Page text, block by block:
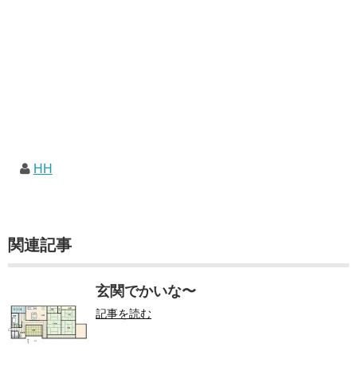
HH
関連記事
玄関でかいな〜
記事を読む